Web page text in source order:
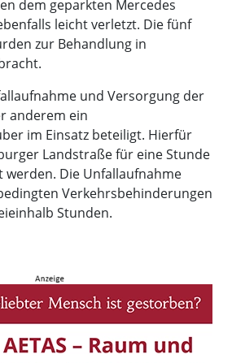
dem geparkten Mercedes
leicht verletzt. Die fünf
zur Behandlung in
und Versorgung der
anderem ein
im Einsatz beteiligt. Hierfür
Landstraße für eine Stunde
Die Unfallaufnahme
Verkehrsbehinderungen
Stunden.